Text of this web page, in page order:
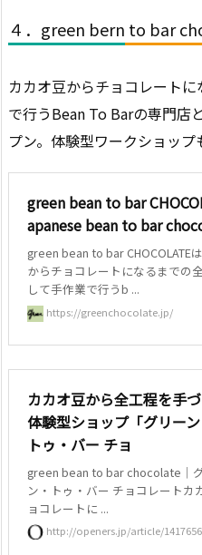
４．green bern to bar
カカオ豆からチョコレート
で行うBean To Barの専門店
プン。体験型ワークショップ
green bean to bar
apanese bean to bar
green bean to bar CHOCOLATE
からチョコレートになるまでの
して手作業で行うb ...
https://greenchocolate.jp/
カカオ豆から全工程を手
体験型ショップ「グリーン
トゥ・バー チョ
green bean to bar chocolate｜
ン・トゥ・バー チョコレートカ
ョコレートに ...
http://openers.jp/article/1417656